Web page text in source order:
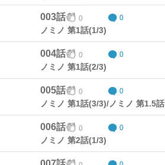
003話 0 0
ノミノ 第1話(1/3)
004話 0 0
ノミノ 第1話(2/3)
005話 0 0
ノミノ 第1話(3/3)/ノミノ 第1.5話
006話 0 0
ノミノ 第2話(1/3)